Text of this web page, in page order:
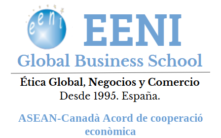
ASEAN-Canadà Acord de cooperació
econòmica